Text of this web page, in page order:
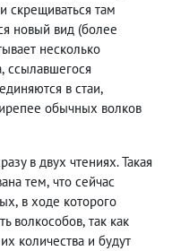
скрещиваться там
новый вид (более
несколько
, ссылавшегося
в стаи,
обычных волков
в двух чтениях. Такая
тем, что сейчас
, в ходе которого
волкособов, так как
количества и будут